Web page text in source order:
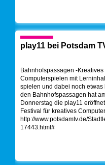
play11 bei Potsdam
Bahnhofspassagen -Kreatives
Computerspielen mit
spielen und dabei noch etwas
den Bahnhofspassagen hat
Donnerstag die play11
Festival für kreatives
http://www.potsdamtv.de/
17443.html#